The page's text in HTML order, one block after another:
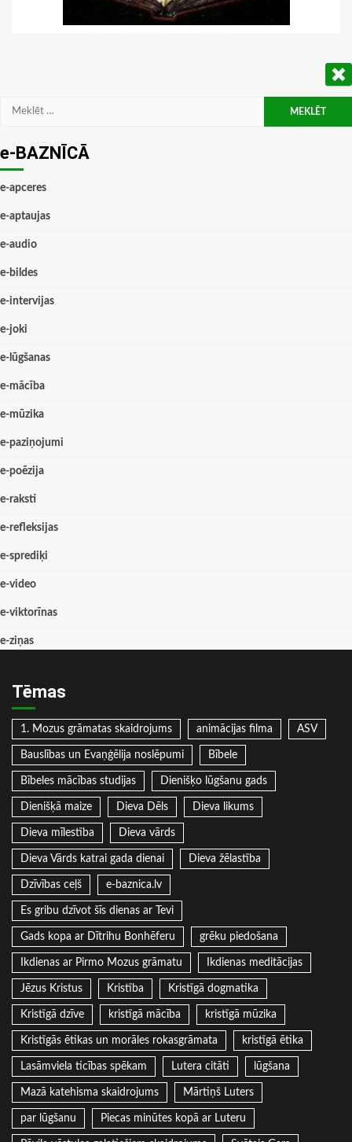
Meklēt:
e-BAZNĪCĀ
e-apceres
e-aptaujas
e-audio
e-bildes
e-intervijas
e-joki
e-lūgšanas
e-mācība
e-mūzika
e-paziņojumi
e-poēzija
e-raksti
e-refleksijas
e-sprediķi
e-video
e-viktorīnas
e-ziņas
Tēmas
1. Mozus grāmatas skaidrojums animācijas filma ASV
Bauslības un Evaņģēlija noslēpumi Bībele
Bībeles mācības studijas Dienišķo lūgšanu gads
Dienišķā maize Dieva Dēls Dieva likums
Dieva mīlestība Dieva vārds
Dieva Vārds katrai gada dienai Dieva žēlastība
Dzīvības ceļš e-baznica.lv
Es gribu dzīvot šīs dienas ar Tevi
Gads kopa ar Dītrihu Bonhēferu grēku piedošana
Ikdienas ar Pirmo Mozus grāmatu Ikdienas meditācijas
Jēzus Kristus Kristība Kristīgā dogmatika
Kristīgā dzīve kristīgā mācība kristīgā mūzika
Kristīgās ētikas un morāles rokasgrāmata kristīgā ētika
Lasāmviela ticības spēkam Lutera citāti lūgšana
Mazā katehisma skaidrojums Mārtiņš Luters
par lūgšanu Piecas minūtes kopā ar Luteru